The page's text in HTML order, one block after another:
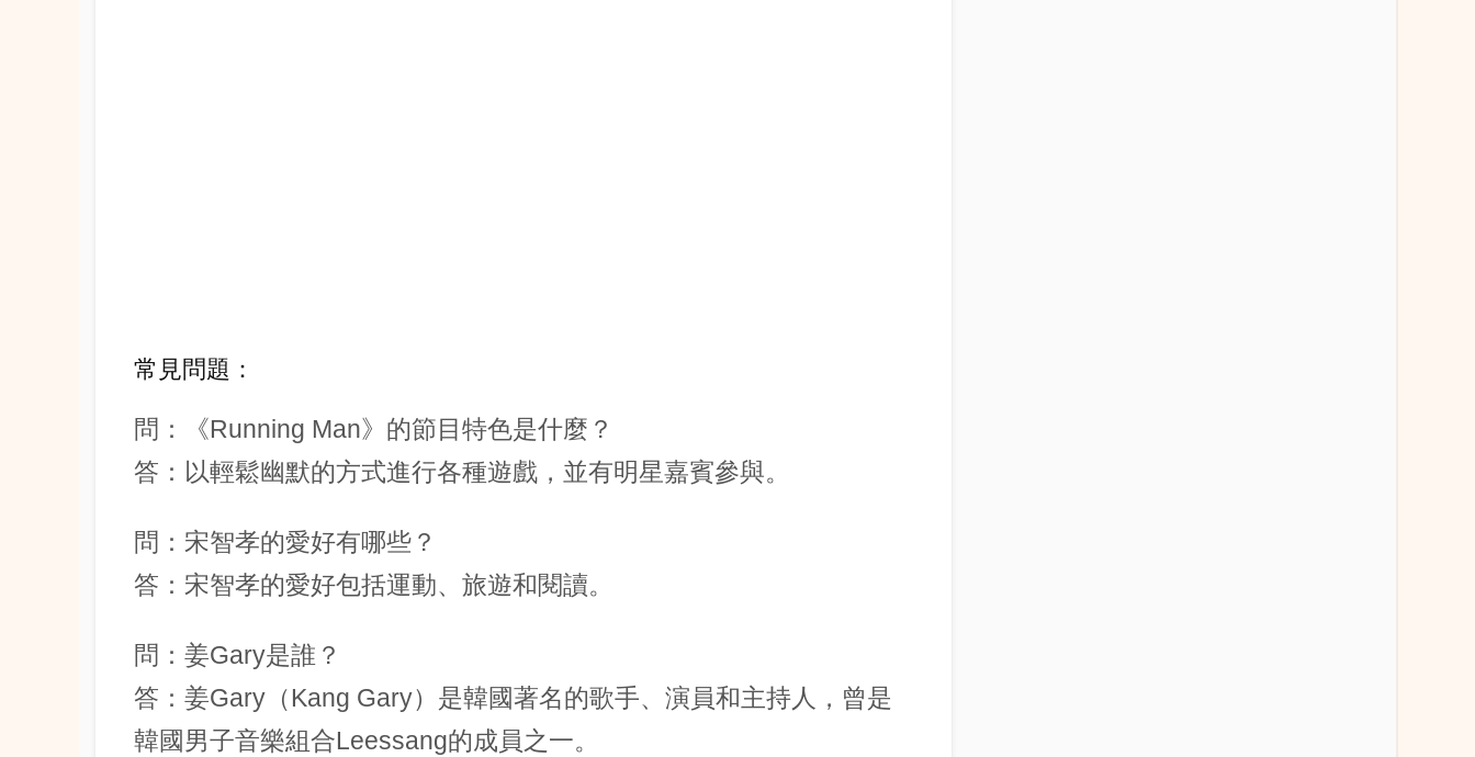
常見問題：
問：《Running Man》的節目特色是什麼？
答：以輕鬆幽默的方式進行各種遊戲，並有明星嘉賓參與。
問：宋智孝的愛好有哪些？
答：宋智孝的愛好包括運動、旅遊和閱讀。
問：姜Gary是誰？
答：姜Gary（Kang Gary）是韓國著名的歌手、演員和主持人，曾是
韓國男子音樂組合Leessang的成員之一。